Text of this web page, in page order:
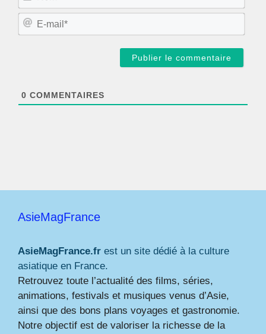
m
E
0 COMMENTAIRES
AsieMagFrance
AsieMagFrance.fr est un site dédié à la culture
asiatique en France.
Retrouvez toute l’actualité des films, séries,
animations, festivals et musiques venus d’Asie,
ainsi que des bons plans voyages et gastronomie.
Notre objectif est de valoriser la richesse de la